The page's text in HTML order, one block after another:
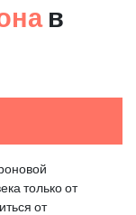
в
только от
от